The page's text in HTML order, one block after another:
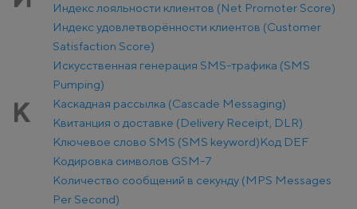
Индекс лояльности клиентов (Net Promoter Score)
Индекс удовлетворённости клиентов (Customer
Satisfaction Score)
Искусственная генерация SMS-трафика (SMS
Pumping)
К
Каскадная рассылка (Cascade Messaging)
Квитанция о доставке (Delivery Receipt, DLR)
Ключевое слово SMS (SMS keyword)Код DEF
Кодировка символов GSM-7
Количество сообщений в секунду (MPS Messages
Per Second)